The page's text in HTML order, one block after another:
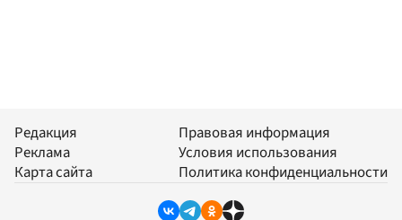
Редакция
Реклама
Карта сайта
Правовая информация
Условия использования
Политика конфиденциальности